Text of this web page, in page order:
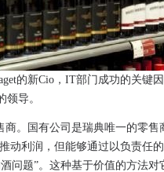
护现场工程部署
驶汽车的特写镜头（但没有游乐设施
退休
被判入狱腐败
在商店中
云服务上花费更多
理博
的新Cio，IT部门成功的关键
导。
商。国有公司是瑞典唯一的零
动利润，但能够通过以负责任
问题”。这种基于价值的方法对